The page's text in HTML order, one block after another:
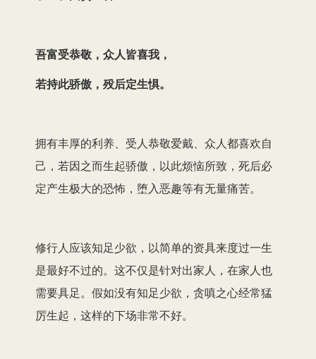
吾富受恭敬，众人皆喜我，
若持此骄傲，殁后定生惧。
拥有丰厚的利养、受人恭敬爱戴、众人都喜欢自
己，若因之而生起骄傲，以此烦恼所致，死后必
定产生极大的恐怖，堕入恶趣等有无量痛苦。
修行人应该知足少欲，以简单的资具来度过一生
是最好不过的。这不仅是针对出家人，在家人也
需要具足。假如没有知足少欲，贪嗔之心经常猛
厉生起，这样的下场非常不好。